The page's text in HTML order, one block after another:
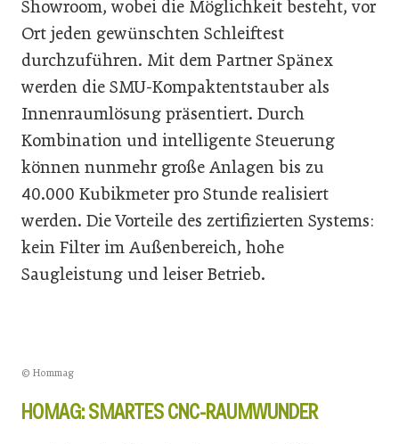
Showroom, wobei die Möglichkeit besteht, vor
Ort jeden gewünschten Schleiftest
durchzuführen. Mit dem Partner Spänex
werden die SMU-Kompaktentstauber als
Innenraumlösung präsentiert. Durch
Kombination und intelligente Steuerung
können nunmehr große Anlagen bis zu
40.000 Kubikmeter pro Stunde realisiert
werden. Die Vorteile des zertifizierten Systems:
kein Filter im Außenbereich, hohe
Saugleistung und leiser Betrieb.
© Hommag
HOMAG: SMARTES CNC-RAUMWUNDER